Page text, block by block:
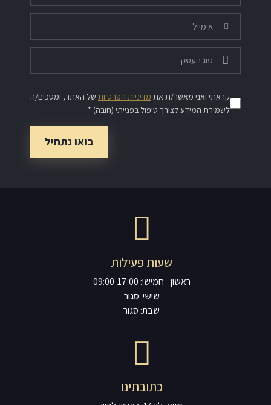
קראתי ואני מאשר/ת את מדיניות הפרטיות של האתר, ומסכים/ה
לשמירת המידע לצורך טיפול בפנייתי (חובה) *
שעות פעילות
ראשון - חמישי: 09:00-17:00
שישי: סגור
שבת: סגור
כתובתינו